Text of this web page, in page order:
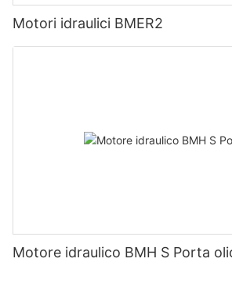
Motori idraulici BMER2
Motore idraulico BMH S Porta